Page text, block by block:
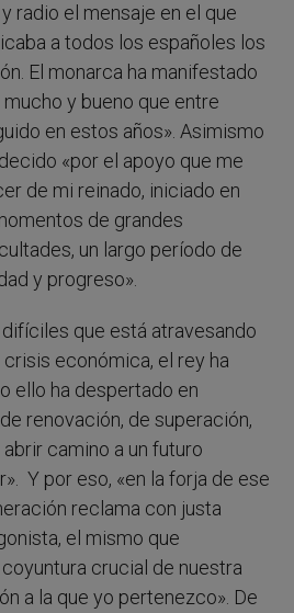
radio el mensaje en el que
a todos los españoles los
El monarca ha manifestado
y bueno que entre
en estos años». Asimismo
«por el apoyo que me
de mi reinado, iniciado en
de grandes
un largo período de
y progreso».
que está atravesando
crisis económica, el rey ha
ello ha despertado en
renovación, de superación,
camino a un futuro
Y por eso, «en la forja de ese
reclama con justa
el mismo que
crucial de nuestra
a la que yo pertenezco». De